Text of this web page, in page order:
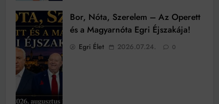
Bor, Nóta, Szerelem – Az Operett
és a Magyarnóta Egri Éjszakája!
Egri Élet 2026.07.24. 0